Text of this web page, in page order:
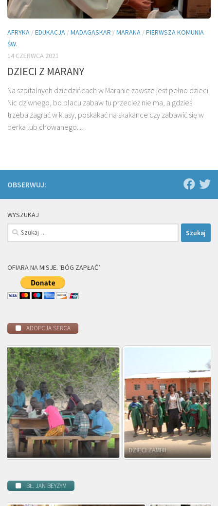
AFRYKA /EDUKACJA /MADAGASKAR /MARANA /PIERWSZA KOMUNIA
ŚW.
14 CZERWCA 2021
DZIECI Z MARANY
Na szpitalnych dziedzińcach w Maranie zawsze jest pełno dzieci.
Nic dziwnego, bo placu zabaw tu przecież nie ma, a gdzieś
trzeba zagrać w klasy, poskakać na skakance czy zabawić się w
berka lub chowanego....
OBSERWUJ:
WYSZUKAJ
Szukaj:
OFIARA NA MISJE. 'BÓG ZAPŁAĆ’
ADOPCJA SERCA
DZIECI ZAMBII
BŁ. JAN BEYZYM